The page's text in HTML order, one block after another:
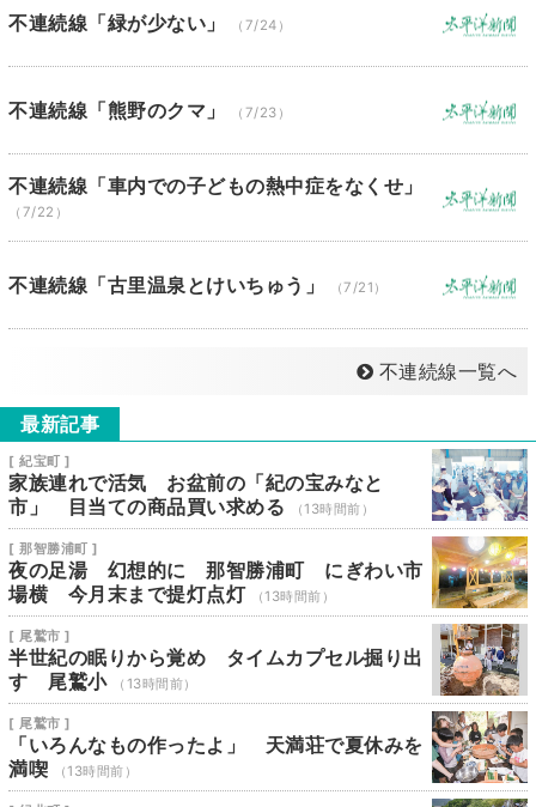
不連続線「緑が少ない」 （7/24）
不連続線「熊野のクマ」 （7/23）
不連続線「車内での子どもの熱中症をなくせ」
（7/22）
不連続線「古里温泉とけいちゅう」 （7/21）
不連続線一覧へ
最新記事
[ 紀宝町 ]
家族連れで活気 お盆前の「紀の宝みなと
市」 目当ての商品買い求める
（13時間前）
[ 那智勝浦町 ]
夜の足湯 幻想的に 那智勝浦町 にぎわい市
場横 今月末まで提灯点灯
（13時間前）
[ 尾鷲市 ]
半世紀の眠りから覚め タイムカプセル掘り出
す 尾鷲小
（13時間前）
[ 尾鷲市 ]
「いろんなもの作ったよ」 天満荘で夏休みを
満喫
（13時間前）